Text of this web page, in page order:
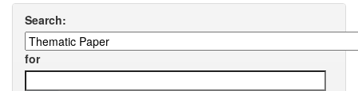
Search:
for